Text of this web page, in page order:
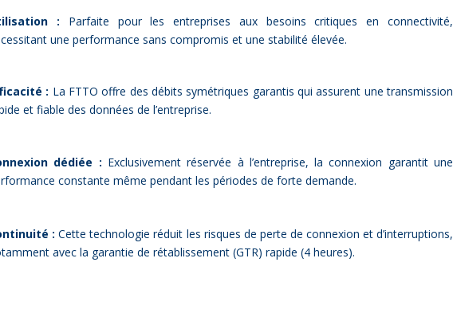
: Parfaite pour les entreprises aux besoins critiques en connectivité,
une performance sans compromis et une stabilité élevée.
: La FTTO offre des débits symétriques garantis qui assurent une transmission
et fiable des données de l’entreprise.
dédiée : Exclusivement réservée à l’entreprise, la connexion garantit une
constante même pendant les périodes de forte demande.
: Cette technologie réduit les risques de perte de connexion et d’interruptions,
avec la garantie de rétablissement (GTR) rapide (4 heures).